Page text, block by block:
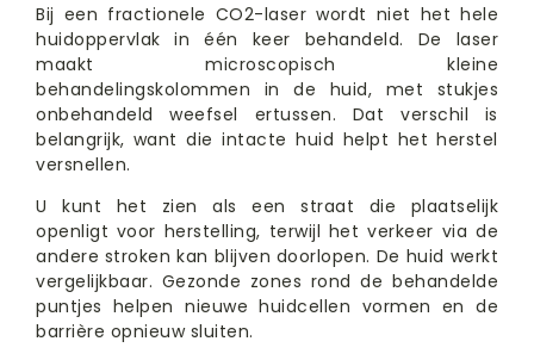
Bij een fractionele CO2-laser wordt niet het hele
huidoppervlak in één keer behandeld. De laser
maakt microscopisch kleine
behandelingskolommen in de huid, met stukjes
onbehandeld weefsel ertussen. Dat verschil is
belangrijk, want die intacte huid helpt het herstel
versnellen.
U kunt het zien als een straat die plaatselijk
openligt voor herstelling, terwijl het verkeer via de
andere stroken kan blijven doorlopen. De huid werkt
vergelijkbaar. Gezonde zones rond de behandelde
puntjes helpen nieuwe huidcellen vormen en de
barrière opnieuw sluiten.